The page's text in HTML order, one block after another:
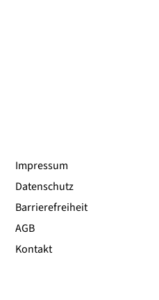
Impressum
Datenschutz
Barrierefreiheit
AGB
Kontakt